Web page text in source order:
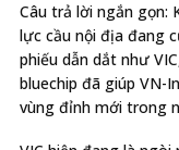
Câu trả lời ngắn gọn:
lực cầu nội địa đang
phiếu dẫn dắt như
bluechip đã giúp VN-
vùng đỉnh mới trong